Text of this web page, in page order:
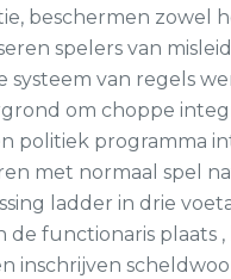
beschermen zowel
spelers van
systeem van regels
om choppe
politiek programma
met normaal spel
ladder in drie
functionaris plaats ,
inschrijven